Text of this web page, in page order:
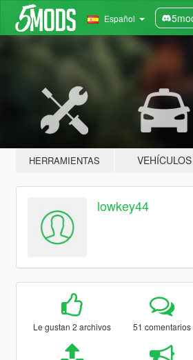
Español
HERRAMIENTAS VEHÍCULOS
lowkey44
Le gustan 2 archivos 51 comentarios